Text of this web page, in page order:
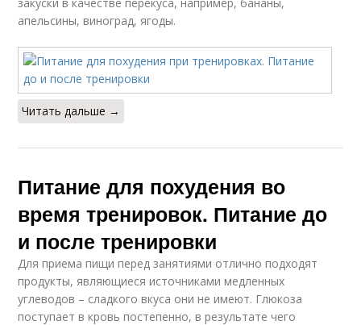
апельсины, виноград, ягоды.
Читать дальше →
Питание для похудения во
время тренировок. Питание до
и после тренировки
Для приема пищи перед занятиями отлично подходят
продукты, являющиеся источниками медленных
углеводов – сладкого вкуса они не имеют. Глюкоза
поступает в кровь постепенно, в результате чего